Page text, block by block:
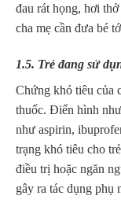
đau rát họng, hơi
cha mẹ cần đưa bé
1.5. Trẻ đang sử
Chứng khó tiêu của
thuốc. Điển hình
như aspirin,
trạng khó tiêu cho
điều trị hoặc ngăn
gây ra tác dụng phụ